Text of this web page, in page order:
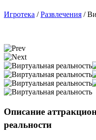
Игротека / Развлечения /
Описание
реальности